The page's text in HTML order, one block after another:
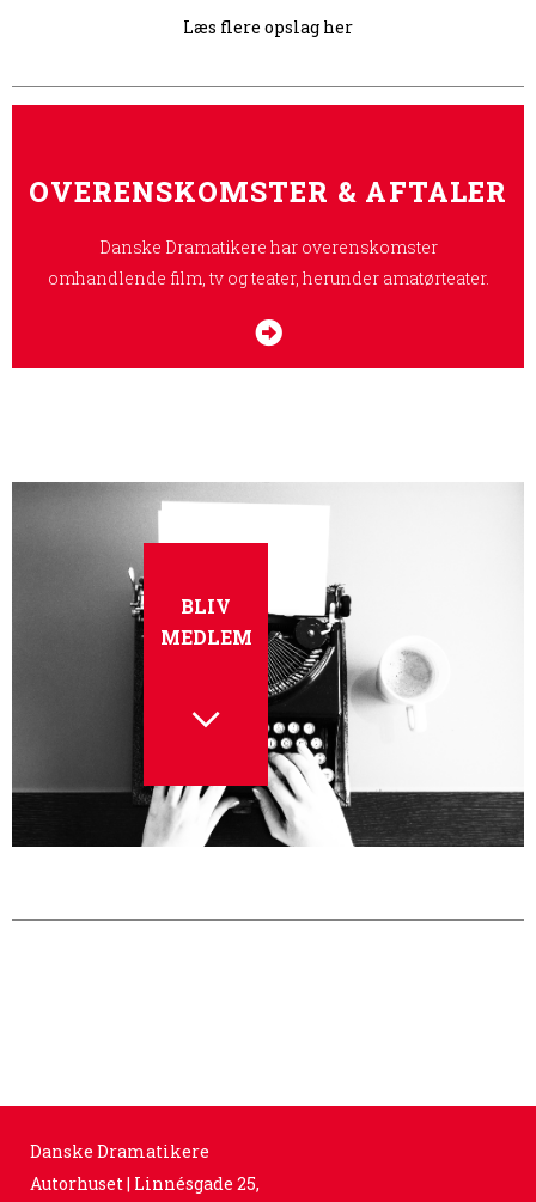
Læs flere opslag her
OVERENSKOMSTER & AFTALER
Danske Dramatikere har overenskomster
omhandlende film, tv og teater, herunder amatørteater.
BLIV
MEDLEM
Danske Dramatikere
Autorhuset | Linnésgade 25,